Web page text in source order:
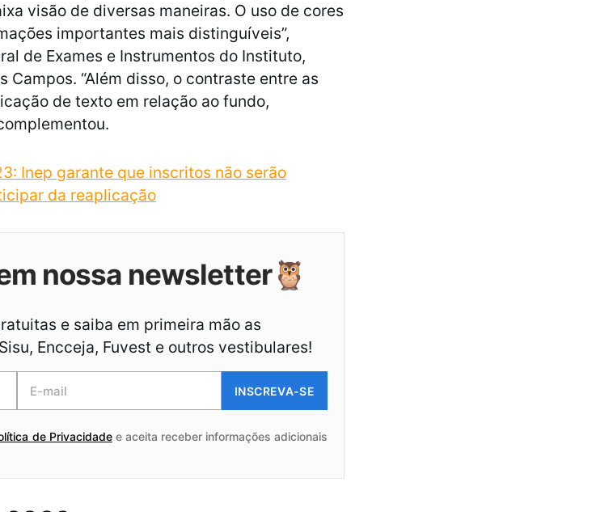
visão de diversas maneiras. O uso de cores
importantes mais distinguíveis”,
de Exames e Instrumentos do Instituto,
Campos. “Além disso, o contraste entre as
de texto em relação ao fundo,
Inep garante que inscritos não serão
da reaplicação
nossa newsletter🦉
e saiba em primeira mão as
Encceja, Fuvest e outros vestibulares!
INSCREVA-SE
de Privacidadee aceita receber informações adicionais